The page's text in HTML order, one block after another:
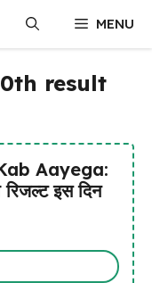
MENU
result
Aayega:
रिजल्ट इस दिन